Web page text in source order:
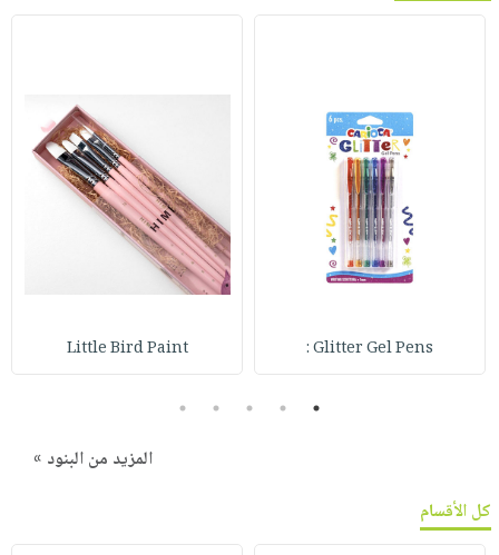
Glitter Gel Pens :
Little Bird Paint
1
2
3
4
5
المزيد من البنود »
كل الأقسام